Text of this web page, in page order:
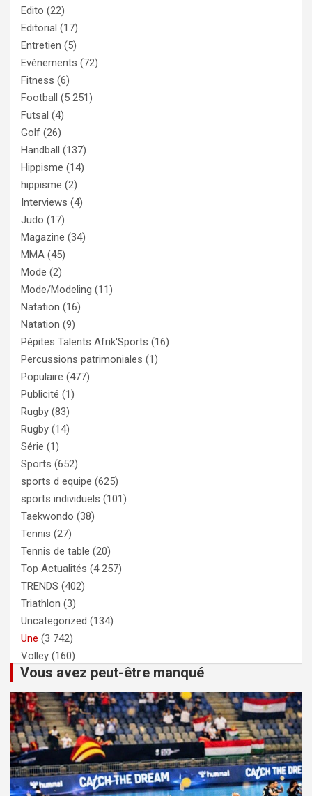
Edito (22)
Editorial (17)
Entretien (5)
Evénements (72)
Fitness (6)
Football (5 251)
Futsal (4)
Golf (26)
Handball (137)
Hippisme (14)
hippisme (2)
Interviews (4)
Judo (17)
Magazine (34)
MMA (45)
Mode (2)
Mode/Modeling (11)
Natation (16)
Natation (9)
Pépites Talents Afrik'Sports (16)
Percussions patrimoniales (1)
Populaire (477)
Publicité (1)
Rugby (83)
Rugby (14)
Série (1)
Sports (652)
sports d equipe (625)
sports individuels (101)
Taekwondo (38)
Tennis (27)
Tennis de table (20)
Top Actualités (4 257)
TRENDS (402)
Triathlon (3)
Uncategorized (134)
Une (3 742)
Volley (160)
Vous avez peut-être manqué